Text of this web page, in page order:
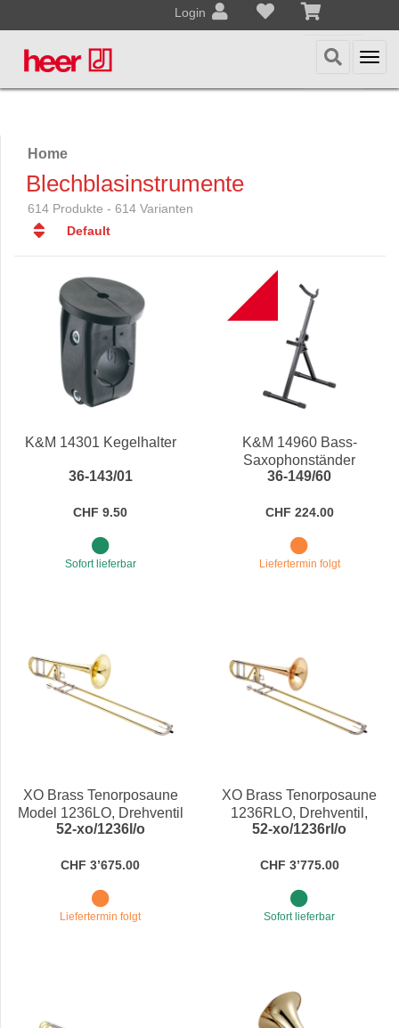
Login
Home
Blechblasinstrumente
614 Produkte - 614 Varianten
Default
Default
Datum
Datum
Name
Name
Preis
K&M 14301 Kegelhalter
36-143/01
CHF 9.50
Sofort lieferbar
K&M 14960 Bass-
Saxophonständer
36-149/60
CHF 224.00
Liefertermin folgt
XO Brass Tenorposaune
Model 1236LO, Drehventil
Open Wrap in Bb/F
52-xo/1236l/o
CHF 3’675.00
Liefertermin folgt
XO Brass Tenorposaune
1236RLO, Drehventil,
Open Wrap in Bb/F
52-xo/1236rl/o
CHF 3’775.00
Sofort lieferbar